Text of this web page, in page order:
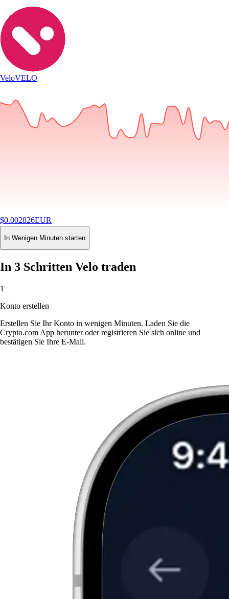
VeloVELO
$0.002826EUR
-2.91%24H
Buy
In Wenigen Minuten starten
In 3 Schritten Velo traden
1
Konto erstellen
Erstellen Sie Ihr Konto in wenigen Minuten. Laden Sie die
Crypto.com App herunter oder registrieren Sie sich online und
bestätigen Sie Ihre E-Mail.